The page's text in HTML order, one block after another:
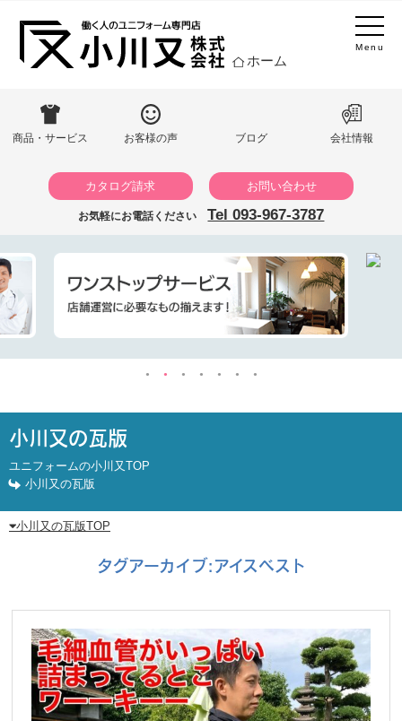
Menu
ホーム
商品・サービス お客様の声 ブログ 会社情報
カタログ請求 お問い合わせ
お気軽にお電話ください Tel 093-967-3787
小川又の瓦版
ユニフォームの小川又TOP
小川又の瓦版
小川又の瓦版TOP
タグアーカイブ: アイスベスト